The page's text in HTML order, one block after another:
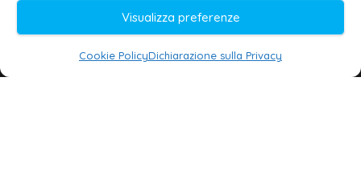
Visualizza preferenze
Cookie PolicyDichiarazione sulla Privacy
Galatina24 è marchio registrato dal Ministero
delle Imprese